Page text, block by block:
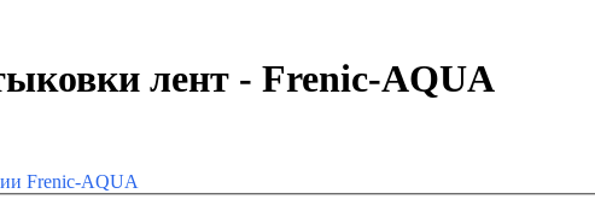
лент - Frenic-AQUA